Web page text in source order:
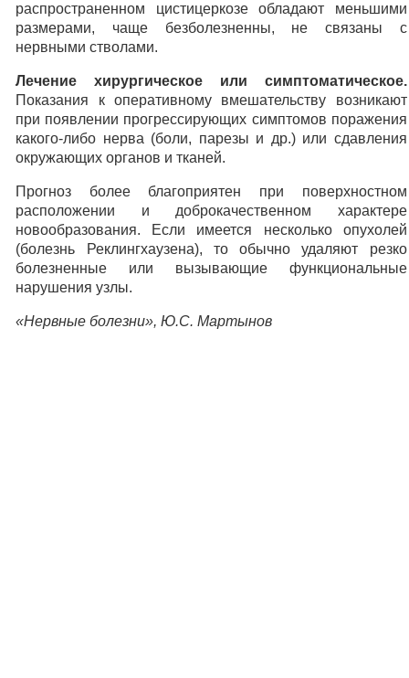
распространенном цистицеркозе обладают меньшими
размерами, чаще безболезненны, не связаны с
нервными стволами.
Лечение хирургическое или симптоматическое.
Показания к оперативному вмешательству возникают
при появлении прогрессирующих симптомов поражения
какого-либо нерва (боли, парезы и др.) или сдавления
окружающих органов и тканей.
Прогноз более благоприятен при поверхностном
расположении и доброкачественном характере
новообразования. Если имеется несколько опухолей
(болезнь Реклингхаузена), то обычно удаляют резко
болезненные или вызывающие функциональные
нарушения узлы.
«Нервные болезни», Ю.С. Мартынов